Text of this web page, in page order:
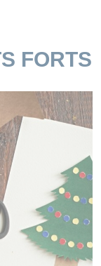
FORTS